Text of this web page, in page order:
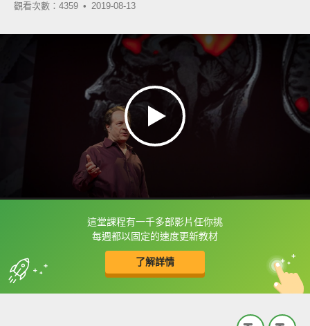
觀看次數：4359 • 2019-08-13
這堂課程有一千多部影片任你挑
每週都以固定的速度更新教材
了解詳情
框選或點兩下字幕可以直接查字典喔！
收錄佳句 中
英